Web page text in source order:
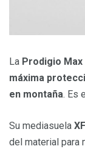
La Prodigio Max
máxima
en montaña. Es
Su mediasuela
del material para